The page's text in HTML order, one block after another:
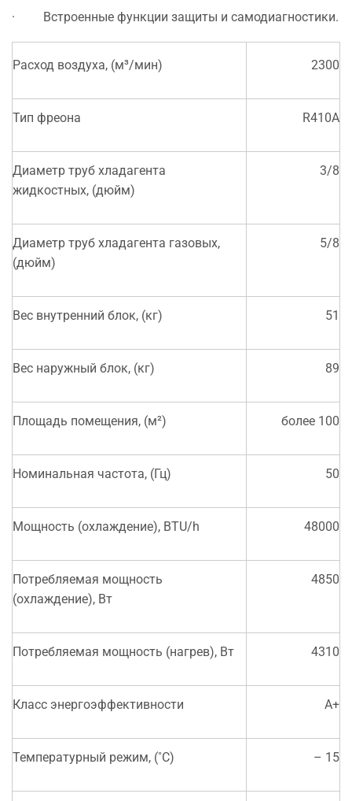
· Встроенные функции защиты и самодиагностики.
Расход воздуха, (м³/мин) 2300
Тип фреона R410A
Диаметр труб хладагента
жидкостных, (дюйм)
3/8
Диаметр труб хладагента газовых,
(дюйм)
5/8
Вес внутренний блок, (кг) 51
Вес наружный блок, (кг) 89
Площадь помещения, (м²) более 100
Номинальная частота, (Гц) 50
Мощность (охлаждение), BTU/h 48000
Потребляемая мощность
(охлаждение), Вт
4850
Потребляемая мощность (нагрев), Вт 4310
Класс энергоэффективности A+
Температурный режим, (˚С) – 15